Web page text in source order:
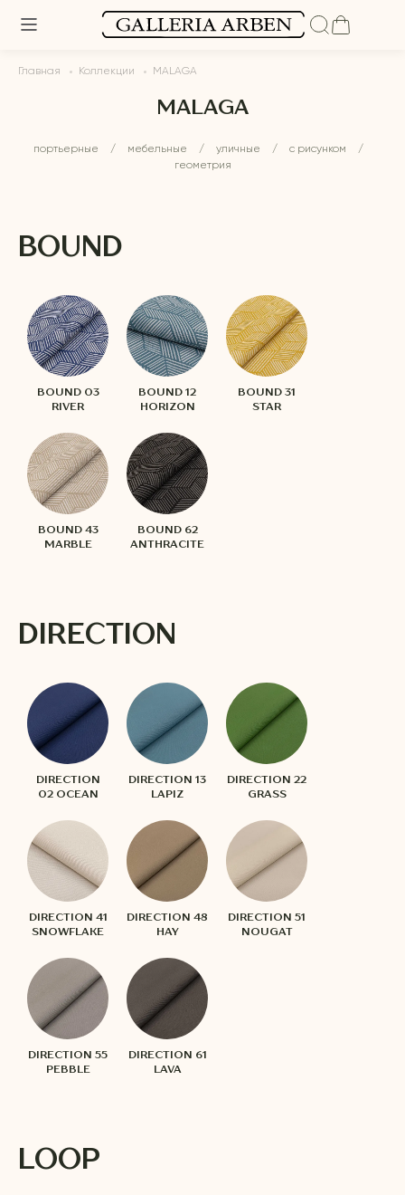
Главная Коллекции MALAGA
MALAGA
портьерные / мебельные / уличные / с рисунком
/
геометрия
BOUND
BOUND 03
RIVER
BOUND 12
HORIZON
BOUND 31
STAR
BOUND 43
MARBLE
BOUND 62
ANTHRACITE
DIRECTION
DIRECTION
02 OCEAN
DIRECTION 13
LAPIZ
DIRECTION 22
GRASS
DIRECTION 41
SNOWFLAKE
DIRECTION 48
HAY
DIRECTION 51
NOUGAT
DIRECTION 55
PEBBLE
DIRECTION 61
LAVA
LOOP